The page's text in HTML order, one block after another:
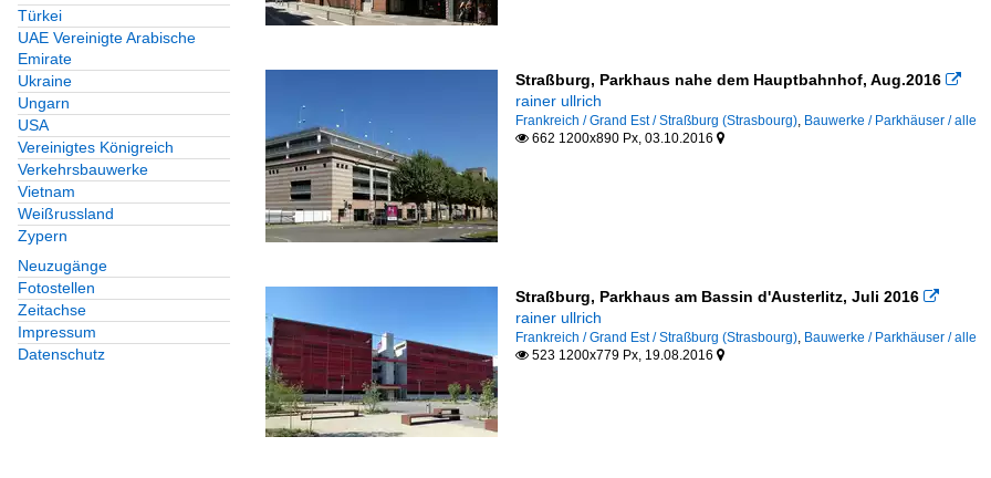
Türkei
UAE Vereinigte Arabische
Emirate
Ukraine
Ungarn
USA
Vereinigtes Königreich
Verkehrsbauwerke
Vietnam
Weißrussland
Zypern
Neuzugänge
Fotostellen
Zeitachse
Impressum
Datenschutz
Straßburg, Parkhaus nahe dem Hauptbahnhof, Aug.2016 
rainer ullrich
Frankreich / Grand Est / Straßburg (Strasbourg), Bauwerke / Parkhäuser / alle
662 1200x890 Px, 03.10.2016 
Straßburg, Parkhaus am Bassin d'Austerlitz, Juli 2016 
rainer ullrich
Frankreich / Grand Est / Straßburg (Strasbourg), Bauwerke / Parkhäuser / alle
523 1200x779 Px, 19.08.2016 